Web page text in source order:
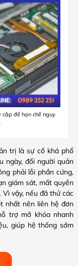
để hạn chế nguy
trị là sự cố khá phổ
ngày, đổi người quản
phải lỗi phần cứng,
giám sát, mất quyền
vậy, nếu đã thử các
nhất nên liên hệ đơn
trợ mở khóa nhanh
giúp hệ thống sớm